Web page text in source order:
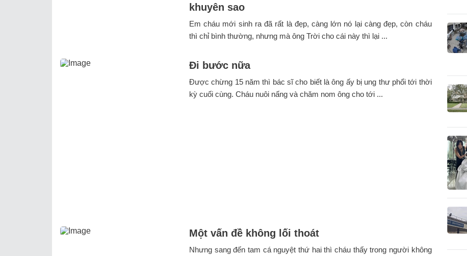
khuyên sao
Em cháu mới sinh ra đã rất là đẹp, càng lớn nó lại càng đẹp, còn cháu
thì chỉ bình thường, nhưng mà ông Trời cho cái này thì lại ...
Đi bước nữa
Được chừng 15 năm thì bác sĩ cho biết là ông ấy bị ung thư phổi tới thời
kỳ cuối cùng. Cháu nuôi nấng và chăm nom ông cho tới ...
Một vấn đề không lối thoát
Nhưng sang đến tam cá nguyệt thứ hai thì cháu thấy trong người không